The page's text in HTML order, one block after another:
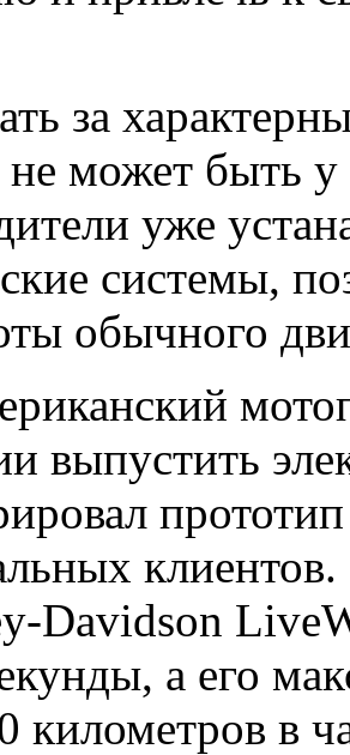
за
не может быть у
уже
системы,
обычного
выпустить
Davidson
а его
километров в